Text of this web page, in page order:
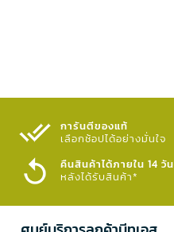
การันตีของแท้
เลือกช้อปได้อย่างมั่นใจ​
คืนสินค้าได้ภายใน 14 วัน
หลังได้รับสินค้า*